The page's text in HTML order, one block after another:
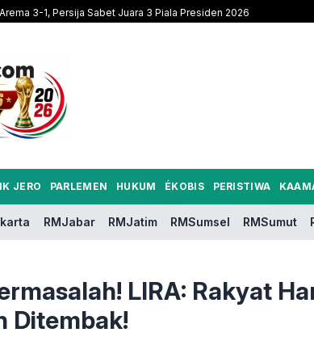
3-1, Persija Sabet Juara 3 Piala Presiden 2026
JERO PARLEMEN HUKUM ÉKOBIS PERISTIWA
RMJabar RMJatim RMSumsel RMSumut
LIRA: Rakyat
Ditembak!